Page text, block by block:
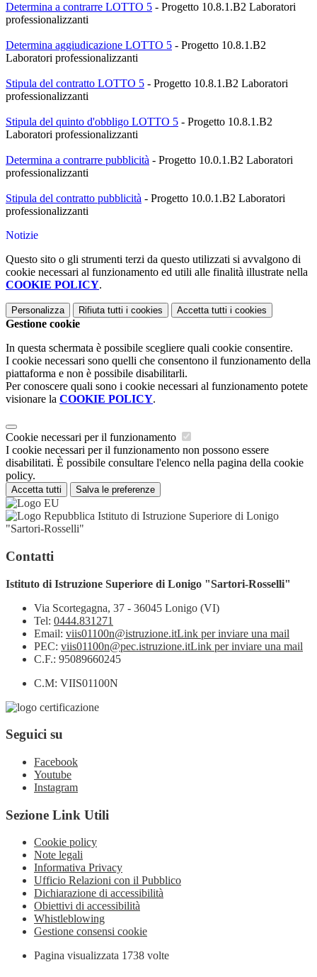
Determina a contrarre LOTTO 5 - Progetto 10.8.1.B2 Laboratori
professionalizzanti
Determina aggiudicazione LOTTO 5 - Progetto 10.8.1.B2
Laboratori professionalizzanti
Stipula del contratto LOTTO 5 - Progetto 10.8.1.B2 Laboratori
professionalizzanti
Stipula del quinto d'obbligo LOTTO 5 - Progetto 10.8.1.B2
Laboratori professionalizzanti
Determina a contrarre pubblicità - Progetto 10.0.1.B2 Laboratori
professionalizzanti
Stipula del contratto pubblicità - Progetto 10.0.1.B2 Laboratori
professionalizzanti
Notizie
Questo sito o gli strumenti terzi da questo utilizzati si avvalgono di
cookie necessari al funzionamento ed utili alle finalità illustrate nella
COOKIE POLICY.
Personalizza Rifiuta tutti i cookies Accetta tutti i cookies
Gestione cookie
In questa schermata è possibile scegliere quali cookie consentire.
I cookie necessari sono quelli che consentono il funzionamento della
piattaforma e non è possibile disabilitarli.
Per conoscere quali sono i cookie necessari al funzionamento potete
visionare la COOKIE POLICY.
Cookie necessari per il funzionamento
I cookie necessari per il funzionamento non possono essere
disabilitati. È possibile consultare l'elenco nella pagina della cookie
policy.
Accetta tutti Salva le preferenze
Istituto di Istruzione Superiore di Lonigo
"Sartori-Rosselli"
Contatti
Istituto di Istruzione Superiore di Lonigo "Sartori-Rosselli"
Via Scortegagna, 37 - 36045 Lonigo (VI)
Tel: 0444.831271
Email: viis01100n@istruzione.itLink per inviare una mail
PEC: viis01100n@pec.istruzione.itLink per inviare una mail
C.F.: 95089660245
C.M: VIIS01100N
Seguici su
Facebook
Youtube
Instagram
Sezione Link Utili
Cookie policy
Note legali
Informativa Privacy
Ufficio Relazioni con il Pubblico
Dichiarazione di accessibilità
Obiettivi di accessibilità
Whistleblowing
Gestione consensi cookie
Pagina visualizzata 1738 volte